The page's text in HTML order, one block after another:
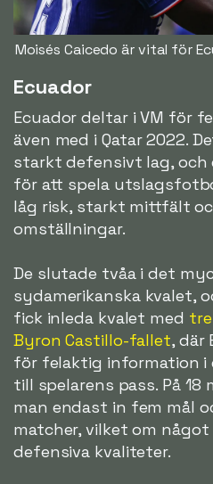
Moisés Caicedo är vital för
Ecuador
Ecuador deltar i VM för
även med i Qatar 2022.
starkt defensivt lag, och
för att spela
låg risk, starkt mittfält
omställningar.
De slutade tvåa i det
sydamerikanska kvalet,
fick inleda kvalet med
Byron Castillo-fallet, där
för felaktig information i
till spelarens pass. På
man endast in fem mål
matcher, vilket om
defensiva kvaliteter.